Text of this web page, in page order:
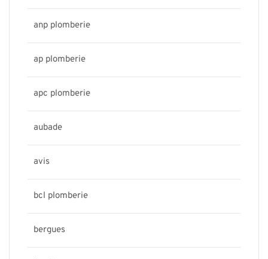
anp plomberie
ap plomberie
apc plomberie
aubade
avis
bcl plomberie
bergues